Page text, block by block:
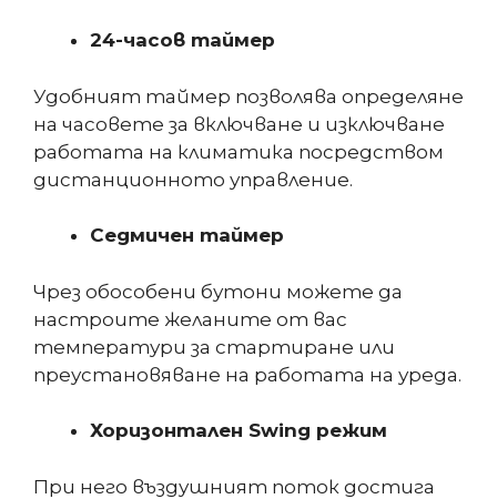
24-часов таймер
Удобният таймер позволява определяне
на часовете за включване и изключване
работата на климатика посредством
дистанционното управление.
Седмичен таймер
Чрез обособени бутони можете да
настроите желаните от вас
температури за стартиране или
преустановяване на работата на уреда.
Хоризонтален Swing режим
При него въздушният поток достига